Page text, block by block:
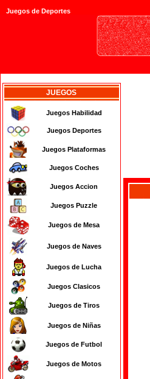
Juegos de Deportes
JUEGOS
Juegos Habilidad
Juegos Deportes
Juegos Plataformas
Juegos Coches
Juegos Accion
Juegos Puzzle
Juegos de Mesa
Juegos de Naves
Juegos de Lucha
Juegos Clasicos
Juegos de Tiros
Juegos de Niñas
Juegos de Futbol
Juegos de Motos